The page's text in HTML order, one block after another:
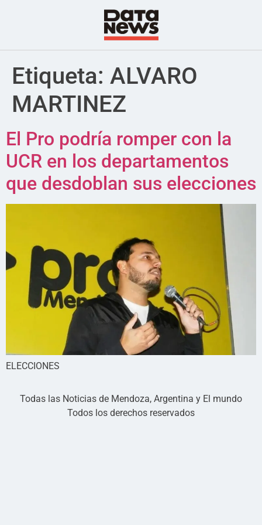
Etiqueta: ALVARO
MARTINEZ
El Pro podría romper con la
UCR en los departamentos
que desdoblan sus elecciones
ELECCIONES
Todas las Noticias de Mendoza, Argentina y El mundo
Todos los derechos reservados